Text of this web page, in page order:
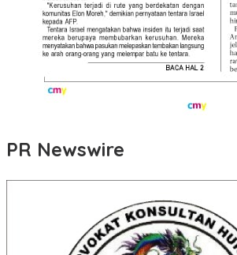
PR Newswire